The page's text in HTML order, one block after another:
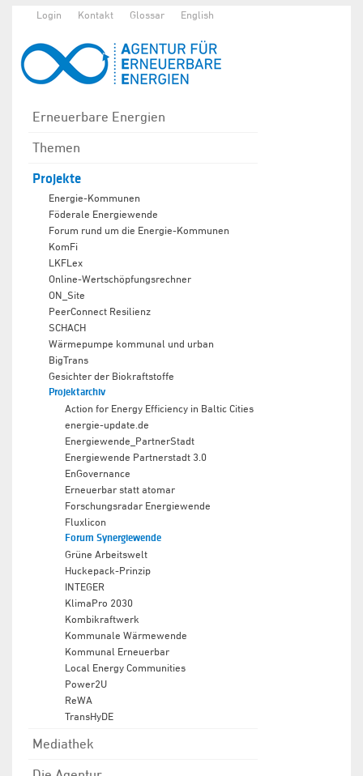
Login Kontakt Glossar English
Erneuerbare Energien
Themen
Projekte
Energie-Kommunen
Föderale Energiewende
Forum rund um die Energie-Kommunen
KomFi
LKFLex
Online-Wertschöpfungsrechner
ON_Site
PeerConnect Resilienz
SCHACH
Wärmepumpe kommunal und urban
BigTrans
Gesichter der Biokraftstoffe
Projektarchiv
Action for Energy Efficiency in Baltic Cities
energie-update.de
Energiewende_PartnerStadt
Energiewende Partnerstadt 3.0
EnGovernance
Erneuerbar statt atomar
Forschungsradar Energiewende
Fluxlicon
Forum Synergiewende
Grüne Arbeitswelt
Huckepack-Prinzip
INTEGER
KlimaPro 2030
Kombikraftwerk
Kommunale Wärmewende
Kommunal Erneuerbar
Local Energy Communities
Power2U
ReWA
TransHyDE
Mediathek